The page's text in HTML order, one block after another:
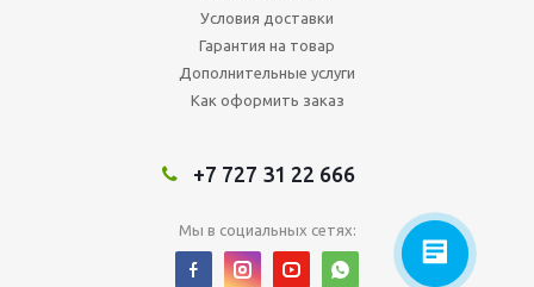
Условия доставки
Гарантия на товар
Дополнительные услуги
Как оформить заказ
+7 727 31 22 666
Мы в социальных сетях: